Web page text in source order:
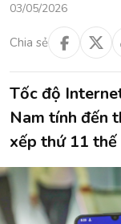
03/05/2026
Chia sẻ
Tốc độ
Nam tính đến
xếp thứ 11